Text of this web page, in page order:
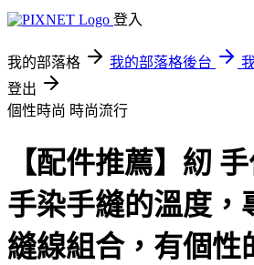
登入
我的部落格 我的部落格後台
登出
個性時尚 時尚流行
【配件推薦】紉
手染手縫的溫度，
縫線組合，有個性